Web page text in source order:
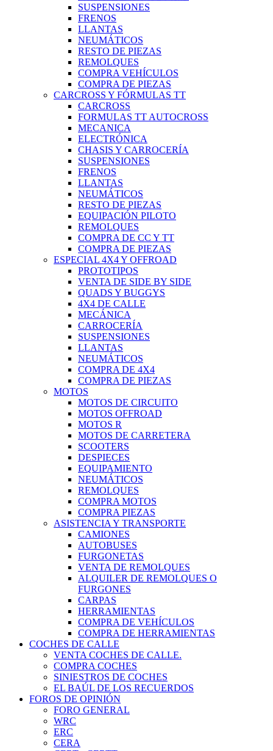
SUSPENSIONES
FRENOS
LLANTAS
NEUMÁTICOS
RESTO DE PIEZAS
REMOLQUES
COMPRA VEHÍCULOS
COMPRA DE PIEZAS
CARCROSS Y FÓRMULAS TT
CARCROSS
FORMULAS TT AUTOCROSS
MECANICA
ELECTRÓNICA
CHASIS Y CARROCERÍA
SUSPENSIONES
FRENOS
LLANTAS
NEUMÁTICOS
RESTO DE PIEZAS
EQUIPACIÓN PILOTO
REMOLQUES
COMPRA DE CC Y TT
COMPRA DE PIEZAS
ESPECIAL 4X4 Y OFFROAD
PROTOTIPOS
VENTA DE SIDE BY SIDE
QUADS Y BUGGYS
4X4 DE CALLE
MECÁNICA
CARROCERÍA
SUSPENSIONES
LLANTAS
NEUMÁTICOS
COMPRA DE 4X4
COMPRA DE PIEZAS
MOTOS
MOTOS DE CIRCUITO
MOTOS OFFROAD
MOTOS R
MOTOS DE CARRETERA
SCOOTERS
DESPIECES
EQUIPAMIENTO
NEUMÁTICOS
REMOLQUES
COMPRA MOTOS
COMPRA PIEZAS
ASISTENCIA Y TRANSPORTE
CAMIONES
AUTOBUSES
FURGONETAS
VENTA DE REMOLQUES
ALQUILER DE REMOLQUES O
FURGONES
CARPAS
HERRAMIENTAS
COMPRA DE VEHÍCULOS
COMPRA DE HERRAMIENTAS
COCHES DE CALLE
VENTA COCHES DE CALLE.
COMPRA COCHES
SINIESTROS DE COCHES
EL BAÚL DE LOS RECUERDOS
FOROS DE OPINIÓN
FORO GENERAL
WRC
ERC
CERA